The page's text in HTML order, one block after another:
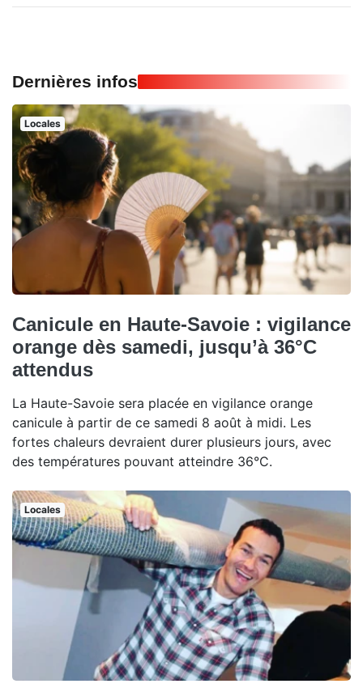
Dernières infos
Locales
Canicule en Haute-Savoie : vigilance
orange dès samedi, jusqu’à 36°C
attendus
La Haute-Savoie sera placée en vigilance orange
canicule à partir de ce samedi 8 août à midi. Les
fortes chaleurs devraient durer plusieurs jours, avec
des températures pouvant atteindre 36°C.
Locales